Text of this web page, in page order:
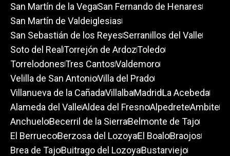
San Martín de la VegaSan Fernando de Henares
San Martín de Valdeiglesias
San Sebastián de los ReyesSerranillos del Valle
Soto del Real Torrejón de ArdozToledo
TorrelodonesTres CantosValdemoro
Velilla de San AntonioVilla del Prado
Villanueva de la CañadaVillalbaMadridLa Acebeda
Alameda del ValleAldea del FresnoAlpedreteAmbite
AnchueloBecerril de la SierraBelmonte de Tajo
El BerruecoBerzosa del LozoyaEl BoaloBraojos
Brea de TajoBuitrago del LozoyaBustarviejo